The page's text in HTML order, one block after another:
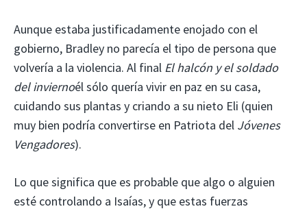
Aunque estaba justificadamente enojado con el
gobierno, Bradley no parecía el tipo de persona que
volvería a la violencia. Al final El halcón y el soldado
del inviernoél sólo quería vivir en paz en su casa,
cuidando sus plantas y criando a su nieto Eli (quien
muy bien podría convertirse en Patriota del Jóvenes
Vengadores).
Lo que significa que es probable que algo o alguien
esté controlando a Isaías, y que estas fuerzas